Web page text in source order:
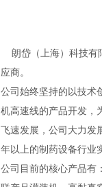
朗岱（上海）科技有
应商。
公司始终坚持的以技术
机高速线的产品开发，
飞速发展，公司大力发
年以上的制药设备行业
公司目前的核心产品有